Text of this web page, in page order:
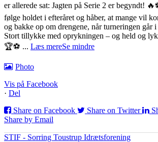
er allerede sat: Jagten på Serie 2 er begyndt!
følge holdet i efteråret og håber, at mange vil
og bakke op om drengene, når turneringen går
Stort tillykke med oprykningen – og held og
🏆⚽️ ... Læs mereSe mindre
Photo
Vis på Facebook
· Del
Share on Facebook
Share on Twitter
Share by Email
STIF - Sorring Toustrup Idrætsforening